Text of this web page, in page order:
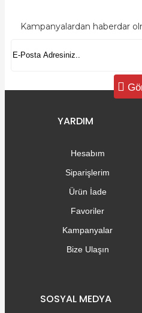
Kampanyalardan haberdar
YARDIM
Hesabım
Siparişlerim
Ürün İade
Favoriler
Kampanyalar
Bize Ulaşın
SOSYAL MEDYA